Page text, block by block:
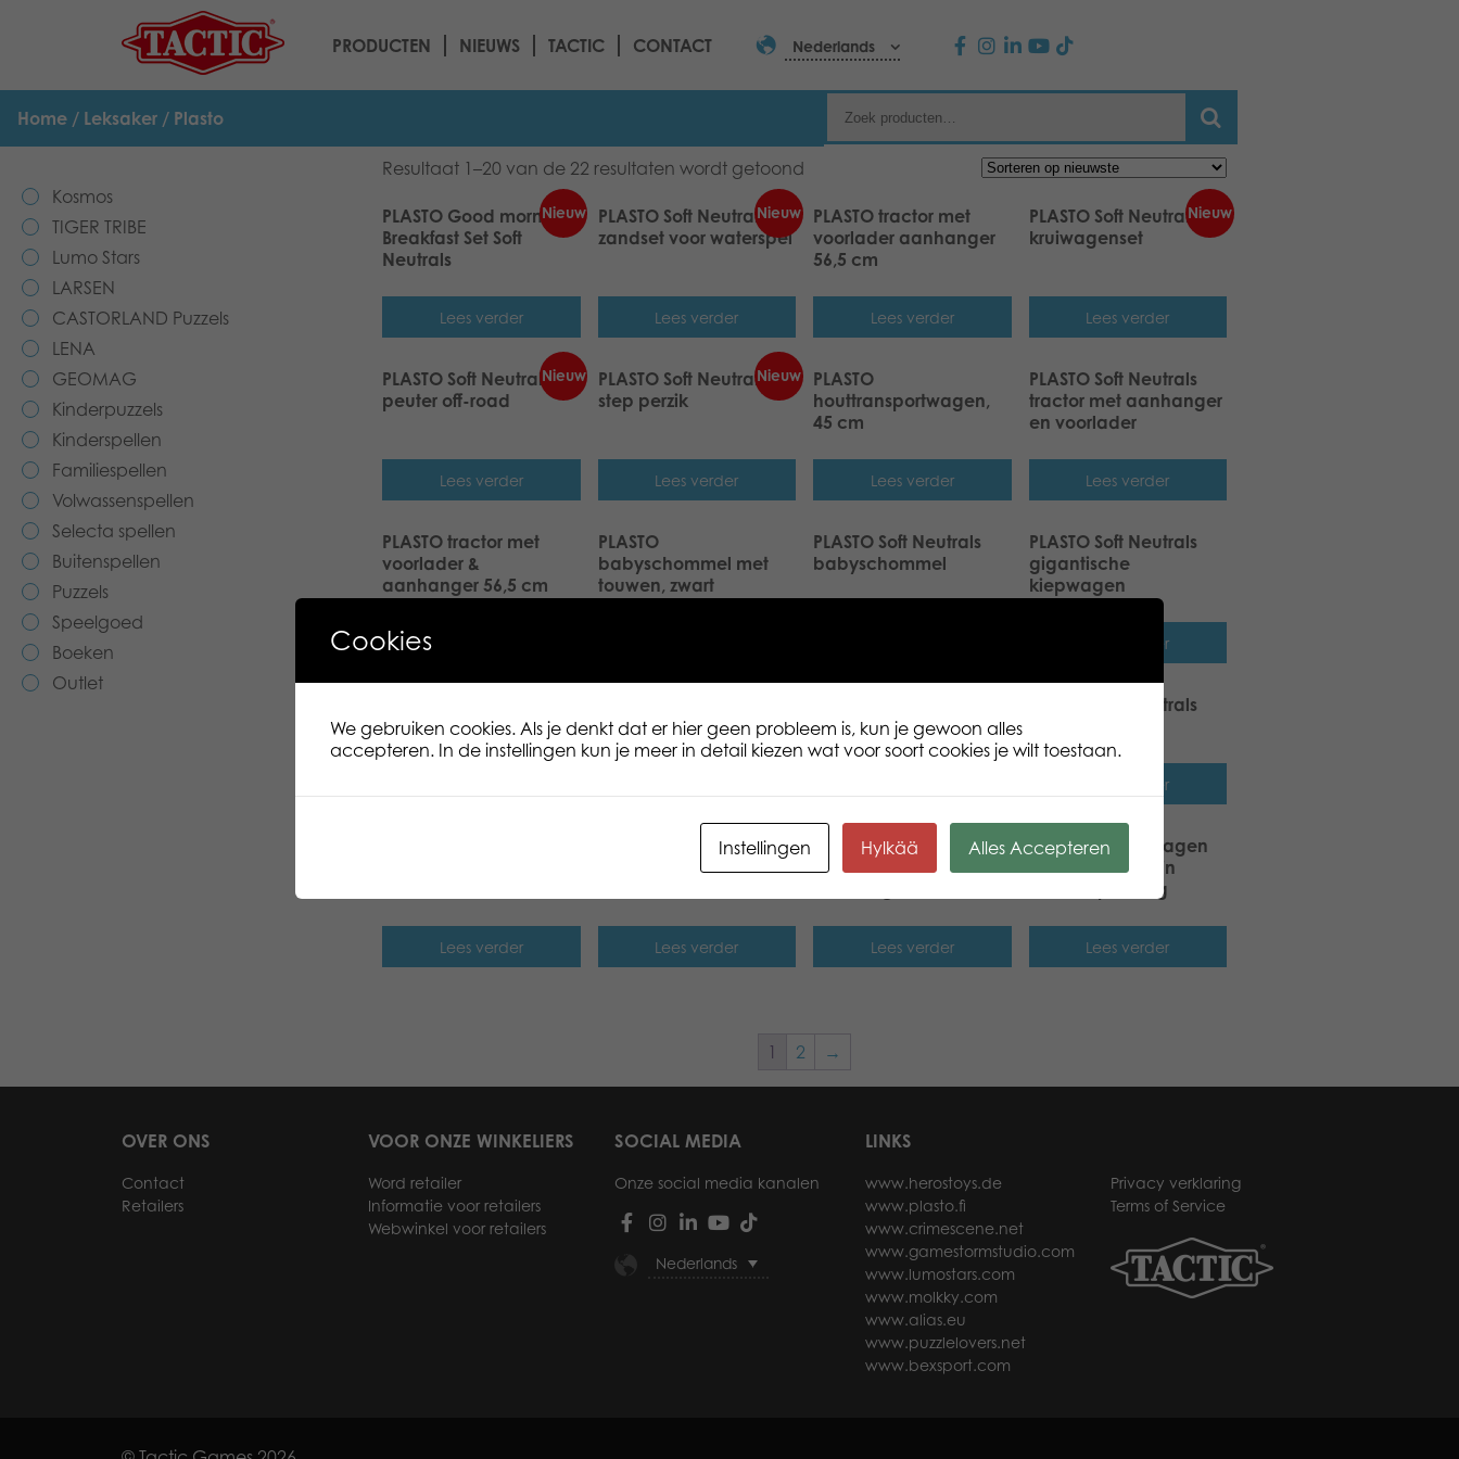
PRODUCTEN NIEUWS TACTIC CONTACT Nederlands
Home / Leksaker / Plasto
Kosmos
TIGER TRIBE
Lumo Stars
LARSEN
CASTORLAND Puzzels
LENA
GEOMAG
Kinderpuzzels
Kinderspellen
Familiespellen
Volwassenspellen
Selecta spellen
Buitenspellen
Puzzels
Speelgoed
Boeken
Outlet
Resultaat 1–20 van de 22 resultaten wordt getoond
Nieuw
PLASTO Good morning!
Breakfast Set Soft
Neutrals
Lees verder
Nieuw
PLASTO Soft Neutrals
zandset voor waterspel
Lees verder
PLASTO tractor met
voorlader aanhanger
56,5 cm
Lees verder
Nieuw
PLASTO Soft Neutrals
kruiwagenset
Lees verder
Nieuw
PLASTO Soft Neutrals
peuter off-road
Lees verder
Nieuw
PLASTO Soft Neutrals
step perzik
Lees verder
PLASTO
houttransportwagen,
45 cm
Lees verder
PLASTO Soft Neutrals
tractor met aanhanger
en voorlader
Lees verder
PLASTO tractor met
voorlader &
aanhanger 56,5 cm
PLASTO
babyschommel met
touwen, zwart
PLASTO Soft Neutrals
babyschommel
PLASTO Soft Neutrals
gigantische
kiepwagen
Lees verder
wielen, zwart
step
wielen, rood
PLASTO Soft Neutrals
Lees verder
Lees verder
PLASTO tractor met
voorlader & graafarm,
Lees verder
PLASTO tractor met
voorlader &
Lees verder
PLASTO vrachtwagen
en shoveldozer in
retailverpakking
Lees verder
1 2 →
OVER ONS
Contact
Retailers
VOOR ONZE WINKELIERS
Word retailer
Informatie voor retailers
Webwinkel voor retailers
SOCIAL MEDIA
Onze social media kanalen
Nederlands
LINKS
www.herostoys.de
www.plasto.fi
www.crimescene.net
www.gamestormstudio.com
www.lumostars.com
www.molkky.com
www.alias.eu
www.puzzlelovers.net
www.bexsport.com
Privacy verklaring
Terms of Service
Cookies
We gebruiken cookies. Als je denkt dat er hier geen probleem is, kun je gewoon alles
accepteren. In de instellingen kun je meer in detail kiezen wat voor soort cookies je wilt toestaan.
Instellingen Hylkää Alles Accepteren